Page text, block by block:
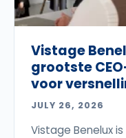
Vistage
grootste
voor
JULY 26, 2026
Vistage Benelux